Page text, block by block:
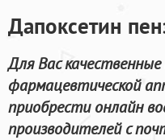
Дапоксетин
Для Вас
фармацевтической
приобрести онлайн
производителей с